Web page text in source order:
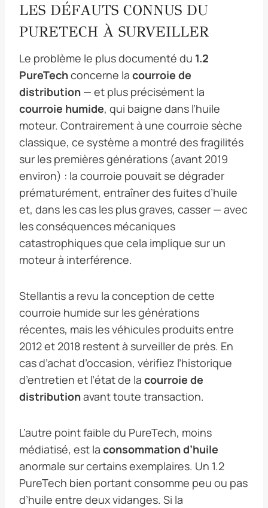
LES DÉFAUTS CONNUS DU
PURETECH À SURVEILLER
Le problème le plus documenté du 1.2
PureTechconcerne la courroie de
distribution — et plus précisément la
courroie humide, qui baigne dans l’huile
moteur. Contrairement à une courroie sèche
classique, ce système a montré des fragilités
sur les premières générations (avant 2019
environ) : la courroie pouvait se dégrader
prématurément, entraîner des fuites d’huile
et, dans les cas les plus graves, casser — avec
les conséquences mécaniques
catastrophiques que cela implique sur un
moteur à interférence.
Stellantis a revu la conception de cette
courroie humide sur les générations
récentes, mais les véhicules produits entre
2012 et 2018 restent à surveiller de près. En
cas d’achat d’occasion, vérifiez l’historique
d’entretien et l’état de la courroie de
distributionavant toute transaction.
L’autre point faible du PureTech, moins
médiatisé, est la consommation d’huile
anormale sur certains exemplaires. Un 1.2
PureTech bien portant consomme peu ou pas
d’huile entre deux vidanges. Si la